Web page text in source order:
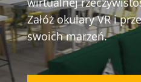
Załóż okulary VR i
swoich marzeń.